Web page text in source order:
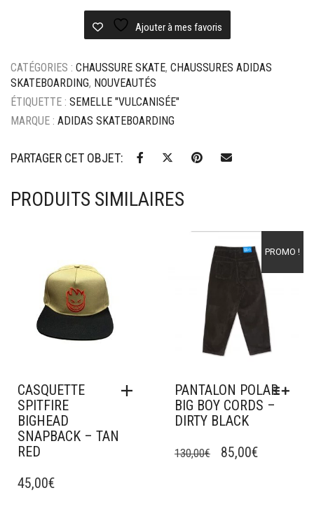
Ajouter à mes favoris
CATÉGORIES : CHAUSSURE SKATE, CHAUSSURES ADIDAS
SKATEBOARDING, NOUVEAUTÉS
ÉTIQUETTE : SEMELLE "VULCANISÉE"
MARQUE : ADIDAS SKATEBOARDING
PARTAGER CET OBJET:
PRODUITS SIMILAIRES
CASQUETTE
SPITFIRE
BIGHEAD
SNAPBACK – TAN
RED
45,00€
Ajouter à mes favorisPROMO !
PANTALON POLAR
BIG BOY CORDS –
DIRTY BLACK
PRODUIT
130,00€
LE
85,00€LE